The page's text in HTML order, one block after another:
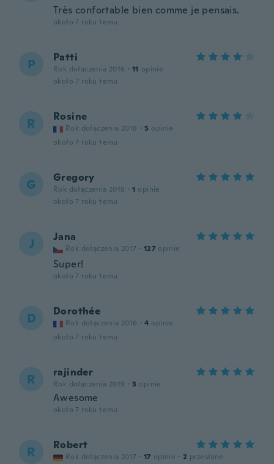
Très confortable bien comme je pensais.
około 7 roku temu
P Patti
Rok dołączenia 2016 · 11 opinie
około 7 roku temu
R Rosine
Rok dołączenia 2018 · 5 opinie
około 7 roku temu
G Gregory
Rok dołączenia 2018 · 1 opinie
około 7 roku temu
J Jana
Rok dołączenia 2017 · 127 opinie
Super!
około 7 roku temu
D Dorothée
Rok dołączenia 2016 · 4 opinie
około 7 roku temu
R rajinder
Rok dołączenia 2019 · 3 opinie
Awesome
około 7 roku temu
R Robert
Rok dołączenia 2017 · 17 opinie · 2 przesłane